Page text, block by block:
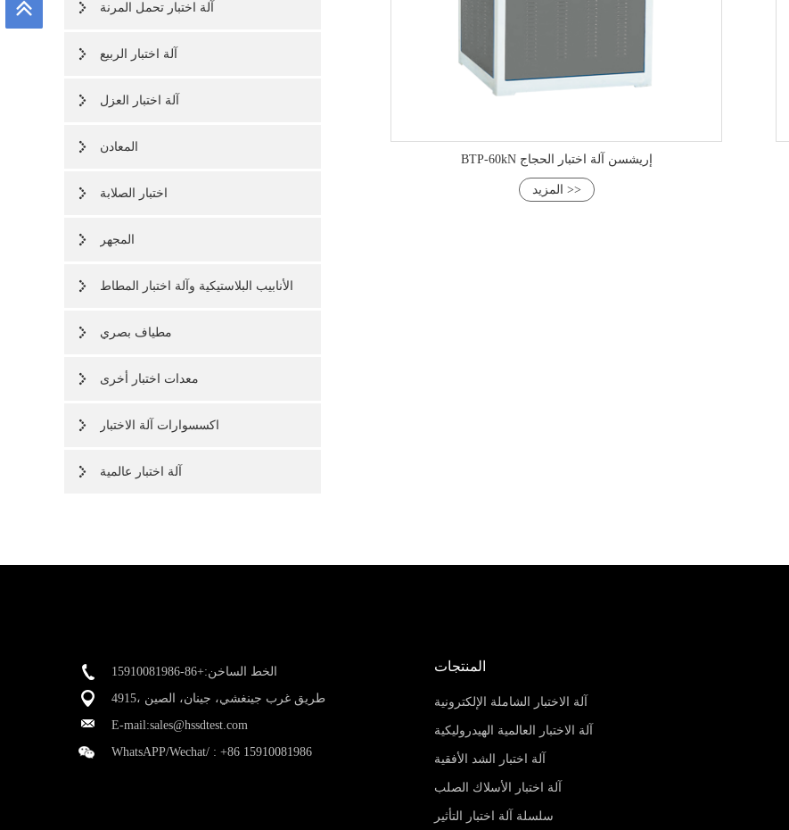
آلة اختبار تحمل المرنة
آلة اختبار الربيع
آلة اختبار العزل
المعادن
اختبار الصلابة
المجهر
الأنابيب البلاستيكية وآلة اختبار المطاط
مطياف بصري
معدات اختبار أخرى
اكسسوارات آلة الاختبار
آلة اختبار عالمية
BTP-60kN إريشسن آلة اختبار الحجاج
المزيد >>
الخط الساخن:+86-15910081986
4915، طريق غرب جينغشي، جينان، الصين
E-mail:sales@hssdtest.com
WhatsAPP/Wechat/ : +86 15910081986
المنتجات
آلة الاختبار الشاملة الإلكترونية
آلة الاختبار العالمية الهيدروليكية
آلة اختبار الشد الأفقية
آلة اختبار الأسلاك الصلب
سلسلة آلة اختبار التأثير